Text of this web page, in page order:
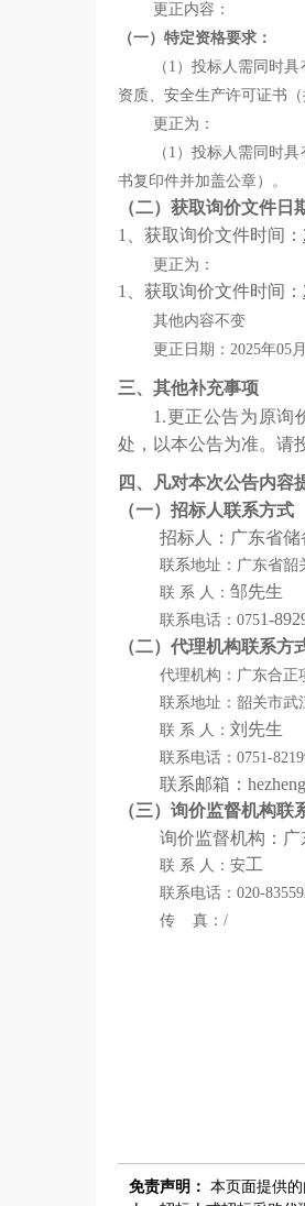
更正内容：
（一）特定资格要求：
（ 1）投标人需同时
资质、安全生产许可证书
更正为：
（ 1）投标人需同时
书复印件并加盖公章）。
（二） 获取询价文件日
1、 获取询价文件时间 ：
更正为：
1 获取询价文件时间 ：
其他内容不变
更正日期： 2025年05月
三、其他补充事项
1.更正公告为原询
处，以本公告为准。请
四、凡对本次公告内容
（一）招标人联系方式
招标 人：广东省
联系地址：广东省韶
联 系 人： 邹先生
联系电话： 0751-
（二） 代理机构联系方
代理机构： 广东合正
联系地址：韶关市武
联 系 人： 刘先生
联系电话： 0751-
联系邮箱：
（三） 询价监督机构联
询价监督机构：
联 系 人：安工
联系电话： 020-
传
真： /
免责声明： 本页面提供